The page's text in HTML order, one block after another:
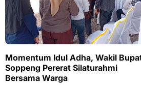
Momentum Idul Adha, Wakil
Soppeng Pererat Silaturahmi
Bersama Warga